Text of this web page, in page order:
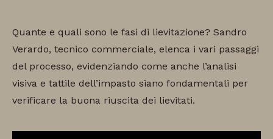
Quante e quali sono le fasi di lievitazione? Sandro
Verardo, tecnico commerciale, elenca i vari passaggi
del processo, evidenziando come anche l’analisi
visiva e tattile dell’impasto siano fondamentali per
verificare la buona riuscita dei lievitati.